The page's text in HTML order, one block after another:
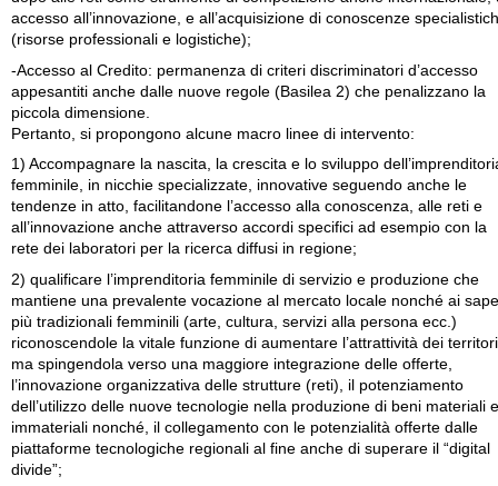
accesso all’innovazione, e all’acquisizione di conoscenze
(risorse professionali e logistiche);
-Accesso al Credito: permanenza di criteri discriminatori d’accesso
appesantiti anche dalle nuove regole (Basilea 2) che penalizzano la
piccola dimensione.
Pertanto, si propongono alcune macro linee di intervento:
1) Accompagnare la nascita, la crescita e lo sviluppo
femminile, in nicchie specializzate, innovative seguendo anche le
tendenze in atto, facilitandone l’accesso alla conoscenza, alle reti e
all’innovazione anche attraverso accordi specifici ad esempio con la
rete dei laboratori per la ricerca diffusi in regione;
2) qualificare l’imprenditoria femminile di servizio e produzione che
mantiene una prevalente vocazione al mercato locale nonché ai
più tradizionali femminili (arte, cultura, servizi alla persona ecc.)
riconoscendole la vitale funzione di aumentare l’attrattività dei
ma spingendola verso una maggiore integrazione delle offerte,
l’innovazione organizzativa delle strutture (reti), il potenziamento
dell’utilizzo delle nuove tecnologie nella produzione di beni materiali e
immateriali nonché, il collegamento con le potenzialità offerte dalle
piattaforme tecnologiche regionali al fine anche di superare il “digital
divide”;